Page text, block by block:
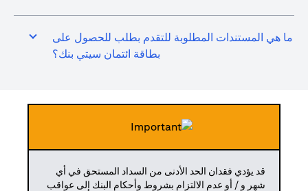
ما هي المستندات المطلوبة للتقدم بطلب للحصول على
بطاقة ائتمان سيتي بنك؟
قد يؤدي فقدان الحد الأدنى من السداد المستحق في أي
شهر و / أو عدم الالتزام بشروط وأحكام البنك إلى عواقب